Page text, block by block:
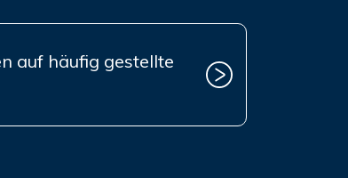
auf häufig gestellte